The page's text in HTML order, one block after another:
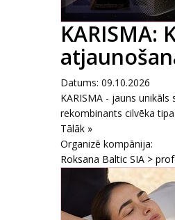
Datums: 09.10.2026
KARISMA - jauns
rekombinants cilvēka
Tālāk »
Organizē kompānija:
Roksana Baltic SIA >